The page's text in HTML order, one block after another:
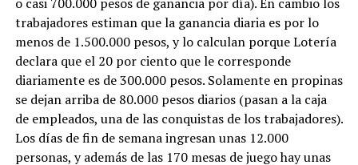
trabajadores estiman que la ganancia diaria es por lo
menos de 1.500.000 pesos, y lo calculan porque Lotería
declara que el 20 por ciento que le corresponde
diariamente es de 300.000 pesos. Solamente en propinas
se dejan arriba de 80.000 pesos diarios (pasan a la caja
de empleados, una de las conquistas de los trabajadores).
Los días de fin de semana ingresan unas 12.000
personas, y además de las 170 mesas de juego hay unas